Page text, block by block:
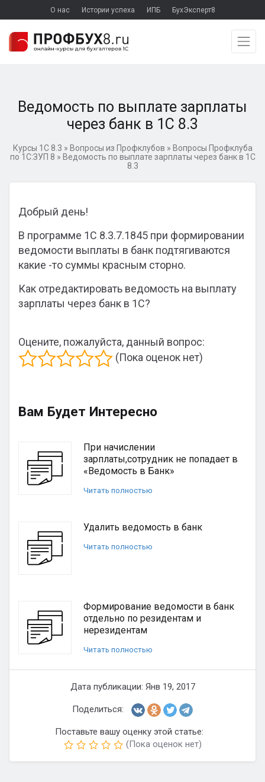
О нас Истории успеха ИПБ БухЭксперт8
Ведомость по выплате зарплаты
через банк в 1С 8.3
Курсы 1С 8.3 » Вопросы из Профклубов » Вопросы Профклуба
по 1С:ЗУП 8 » Ведомость по выплате зарплаты через банк в 1С
8.3
Добрый день!
В программе 1С 8.3.7.1845 при формировании
ведомости выплаты в банк подтягиваются
какие -то суммы красным сторно.
Как отредактировать ведомость на выплату
зарплаты через банк в 1С?
Оцените, пожалуйста, данный вопрос:
(Пока оценок нет)
Вам Будет Интересно
При начислении
зарплаты,сотрудник не попадает в
«Ведомость в Банк»
Читать полностью
Удалить ведомость в банк
Читать полностью
Формирование ведомости в банк
отдельно по резидентам и
нерезидентам
Читать полностью
Дата публикации: Янв 19, 2017
Поделиться:
Поставьте вашу оценку этой статье:
(Пока оценок нет)